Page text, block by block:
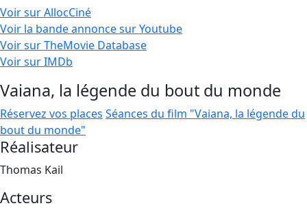
Voir sur AllocCiné
Voir la bande annonce sur Youtube
Voir sur TheMovie Database
Voir sur IMDb
Vaiana, la légende du bout du monde
Réservez vos places Séances du film "Vaiana, la légende du
bout du monde"
Réalisateur
Thomas Kail
Acteurs